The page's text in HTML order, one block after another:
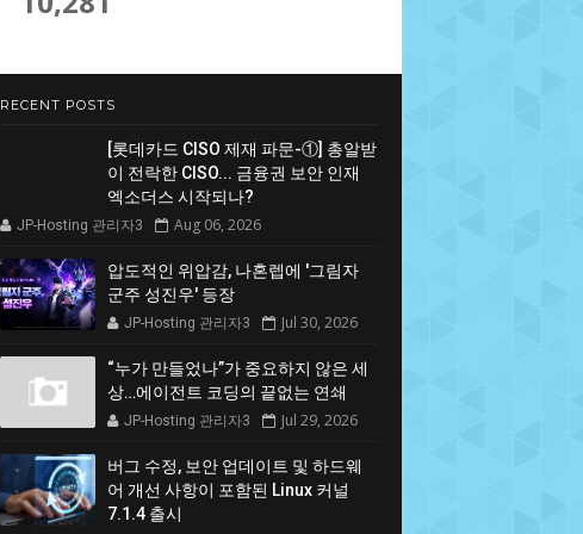
RECENT POSTS
[롯데카드 CISO 제재 파문-①] 총알받
이 전락한 CISO... 금융권 보안 인재
엑소더스 시작되나?
JP-Hosting 관리자3 Aug 06, 2026
압도적인 위압감, 나혼렙에 '그림자
군주 성진우' 등장
JP-Hosting 관리자3 Jul 30, 2026
“누가 만들었나”가 중요하지 않은 세
상…에이전트 코딩의 끝없는 연쇄
JP-Hosting 관리자3 Jul 29, 2026
버그 수정, 보안 업데이트 및 하드웨
어 개선 사항이 포함된 Linux 커널
7.1.4 출시